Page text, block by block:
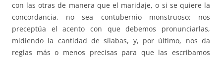
con las otras de manera que el maridaje, o si se quiere la
concordancia, no sea contubernio monstruoso; nos
preceptúa el acento con que debemos pronunciarlas,
midiendo la cantidad de sílabas, y, por último, nos da
reglas más o menos precisas para que las escribamos